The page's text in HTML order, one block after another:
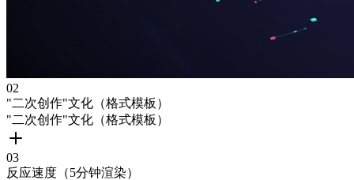
02
"二次创作"文化（格式模板）
"二次创作"文化（格式模板）
03
反应速度（5分钟渲染）